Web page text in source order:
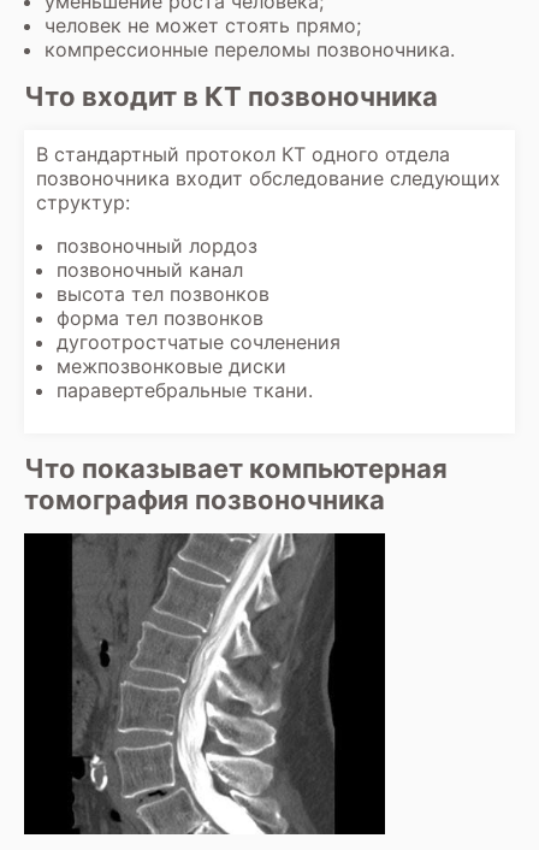
человек не может стоять прямо;
компрессионные переломы позвоночника.
Что входит в КТ позвоночника
В стандартный протокол КТ одного отдела
позвоночника входит обследование следующих
структур:
позвоночный лордоз
позвоночный канал
высота тел позвонков
форма тел позвонков
дугоотростчатые сочленения
межпозвонковые диски
паравертебральные ткани.
Что показывает компьютерная
томография позвоночника